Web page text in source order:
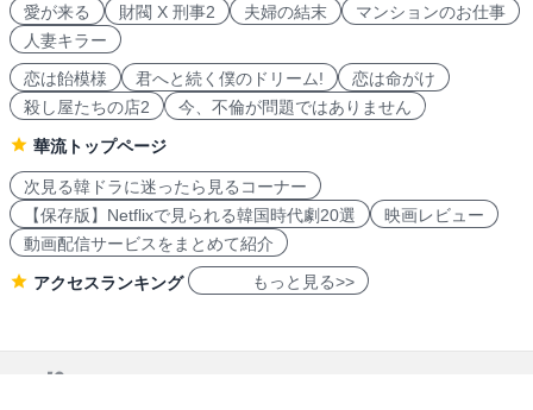
愛が来る 財閥 X 刑事2 夫婦の結末
マンションのお仕事
人妻キラー
恋は飴模様
君へと続く僕のドリーム!
恋は命がけ
殺し屋たちの店2
今、不倫が問題ではありません
華流トップページ
次見る韓ドラに迷ったら見るコーナー
【保存版】Netflixで見られる韓国時代劇20選
映画レビュー
動画配信サービスをまとめて紹介
アクセスランキング もっと見る>>